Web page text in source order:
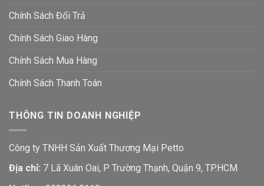
Chính Sách Đổi Trả
Chính Sách Giao Hàng
Chính Sách Mua Hàng
Chính Sách Thanh Toán
THÔNG TIN DOANH NGHIỆP
Công ty TNHH Sản Xuất Thương Mại Petto
Địa chỉ: 7 Lã Xuân Oai, P Trường Thạnh, Quận 9, TP.HCM